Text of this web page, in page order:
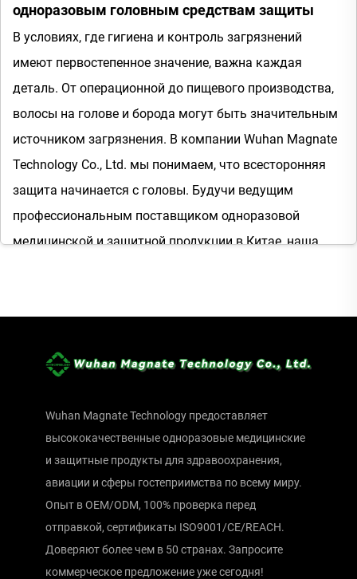
одноразовым головным средствам защиты
В условиях, где гигиена и контроль загрязнений
имеют первостепенное значение, важна каждая
деталь. От операционной до пищевого производства,
волосы на голове и борода могут быть значительным
источником загрязнения. В компании Wuhan Magnate
Technology Co., Ltd. мы понимаем, что всесторонняя
защита начинается с головы. Будучи ведущим
профессиональным поставщиком одноразовой
медицинской и защитной продукции в Китае, наша
медицинских изделий и услуг более высокого
решения в области одноразовых головных уборов.
удовлетворения разнообразных и строгих требований
различных отраслей, обеспечивая каждого
специалиста надежной, удобной и эффективной
Наш опыт, накопленный в производстве
специализированной продукции, такой как чехлы для
поддержки головы при МРТ и нейлоновые сетки для
Wuhan Magnate Technology предоставляет
высококачественные одноразовые медицинские
и защитные продукты для здравоохранения,
авиации и сферы гостеприимства по всему миру.
Опыт в OEM/ODM, 100% проверка перед
отправкой, сертификаты ISO9001/CE/REACH.
Доверяют более чем в 50 странах. Запросите
коммерческое предложение уже сегодня!